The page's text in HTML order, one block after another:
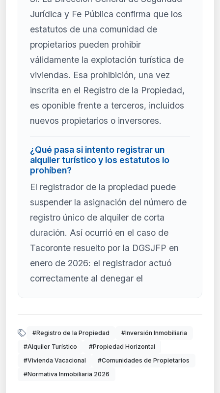
Jurídica y Fe Pública confirma que los
estatutos de una comunidad de
propietarios pueden prohibir
válidamente la explotación turística de
viviendas. Esa prohibición, una vez
inscrita en el Registro de la Propiedad,
es oponible frente a terceros, incluidos
nuevos propietarios o inversores.
¿Qué pasa si intento registrar un
alquiler turístico y los estatutos lo
prohíben?
El registrador de la propiedad puede
suspender la asignación del número de
registro único de alquiler de corta
duración. Así ocurrió en el caso de
Tacoronte resuelto por la DGSJFP en
enero de 2026: el registrador actuó
correctamente al denegar el
#Registro de la Propiedad
#Inversión Inmobiliaria
#Alquiler Turístico
#Propiedad Horizontal
#Vivienda Vacacional
#Comunidades de Propietarios
#Normativa Inmobiliaria 2026